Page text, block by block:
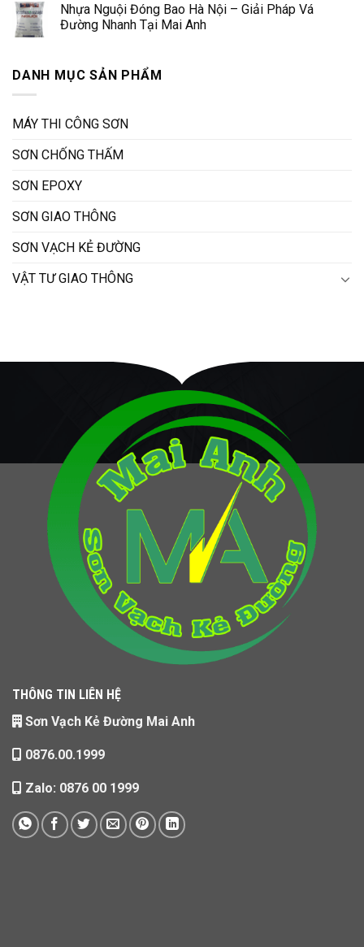
Nhựa Nguội Đóng Bao Hà Nội – Giải Pháp Vá
Đường Nhanh Tại Mai Anh
DANH MỤC SẢN PHẨM
MÁY THI CÔNG SƠN
SƠN CHỐNG THẤM
SƠN EPOXY
SƠN GIAO THÔNG
SƠN VẠCH KẺ ĐƯỜNG
VẬT TƯ GIAO THÔNG
THÔNG TIN LIÊN HỆ
Sơn Vạch Kẻ Đường Mai Anh
0876.00.1999
Zalo: 0876 00 1999